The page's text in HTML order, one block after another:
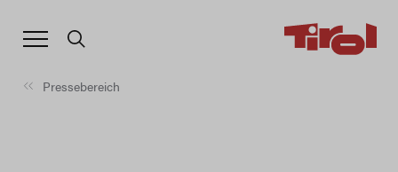
Pressebereich